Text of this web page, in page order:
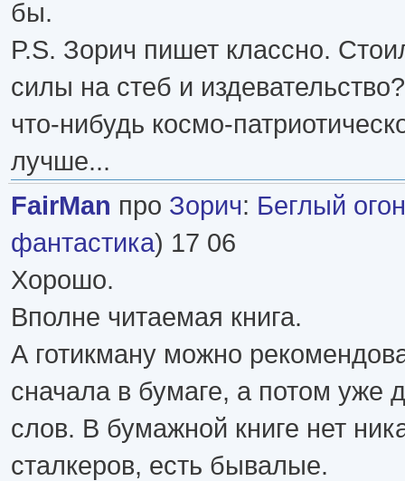
бы.
P.S. Зорич пишет классно.
силы на стеб и
что-нибудь космо-
лучше...
FairMan про Зорич: Беглый
фантастика) 17 06
Хорошо.
Вполне читаемая книга.
А готикману можно
сначала в бумаге, а потом уже
слов. В бумажной книге нет
сталкеров, есть бывалые.